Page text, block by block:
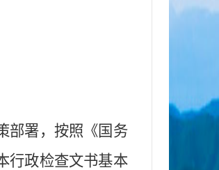
部署，按照《国务
行政检查文书基本